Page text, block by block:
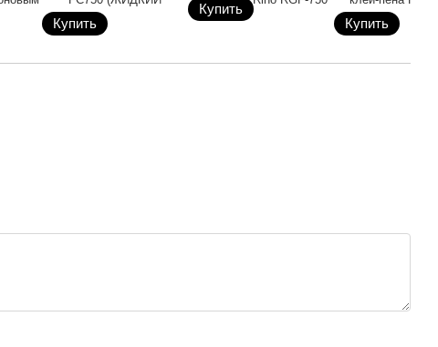
Купить
Купить
Купить